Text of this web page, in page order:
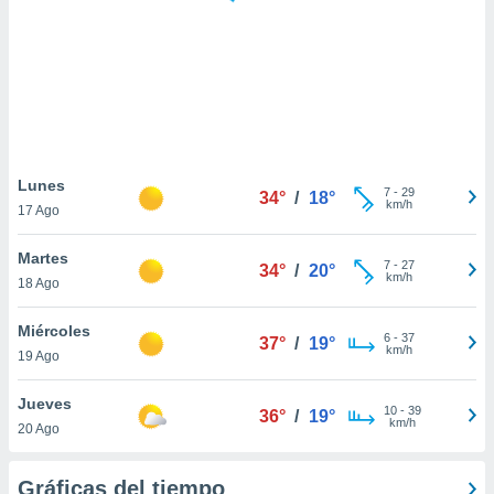
similares
como
sitio
de
traten tus
en
interés
su
Lunes
17 Ago
34° / 18° 7- 29
km/h
Martes
18 Ago
34° / 20° 7- 27
km/h
Miércoles
19 Ago
37° / 19° 6- 37
km/h
Jueves
20 Ago
36° / 19° 10- 39
km/h
Gráficas del tiempo